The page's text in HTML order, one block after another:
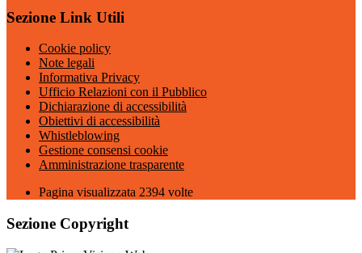
Sezione Link Utili
Cookie policy
Note legali
Informativa Privacy
Ufficio Relazioni con il Pubblico
Dichiarazione di accessibilità
Obiettivi di accessibilità
Whistleblowing
Gestione consensi cookie
Amministrazione trasparente
Pagina visualizzata 2394 volte
Sezione Copyright